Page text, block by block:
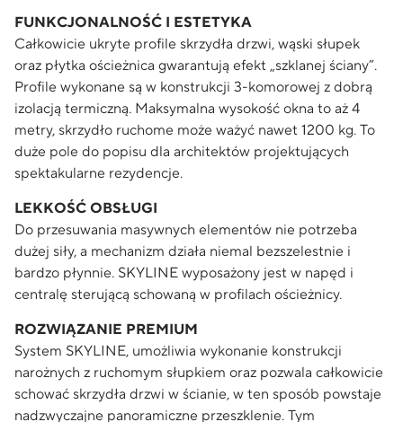
FUNKCJONALNOŚĆ I ESTETYKA
Całkowicie ukryte profile skrzydła drzwi, wąski słupek
oraz płytka ościeżnica gwarantują efekt „szklanej ściany”.
Profile wykonane są w konstrukcji 3-komorowej z dobrą
izolacją termiczną. Maksymalna wysokość okna to aż 4
metry, skrzydło ruchome może ważyć nawet 1200 kg. To
duże pole do popisu dla architektów projektujących
spektakularne rezydencje.
LEKKOŚĆ OBSŁUGI
Do przesuwania masywnych elementów nie potrzeba
dużej siły, a mechanizm działa niemal bezszelestnie i
bardzo płynnie. SKYLINE wyposażony jest w napęd i
centralę sterującą schowaną w profilach ościeżnicy.
ROZWIĄZANIE PREMIUM
System SKYLINE, umożliwia wykonanie konstrukcji
narożnych z ruchomym słupkiem oraz pozwala całkowicie
schować skrzydła drzwi w ścianie, w ten sposób powstaje
nadzwyczajne panoramiczne przeszklenie. Tym